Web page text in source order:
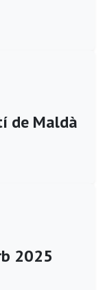
de Maldà
2025